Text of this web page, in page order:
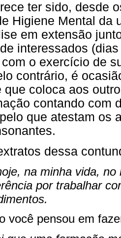
ter sido, desde
Higiene Mental da
em extensão
interessados
o exercício de
contrário, é
que coloca aos
contando com
que atestam os
dessa
na minha vida,
por trabalhar
você pensou em